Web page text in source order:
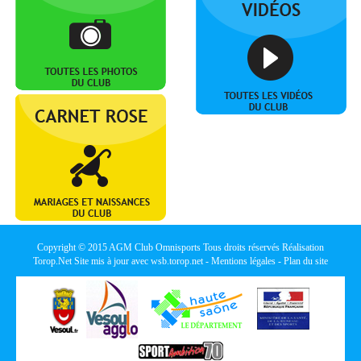
Copyright © 2015AGM Club Omnisports Tous droits réservés Réalisation
Torop.NetSite mis à jour avec wsb.torop.net- Mentions légales - Plan du site